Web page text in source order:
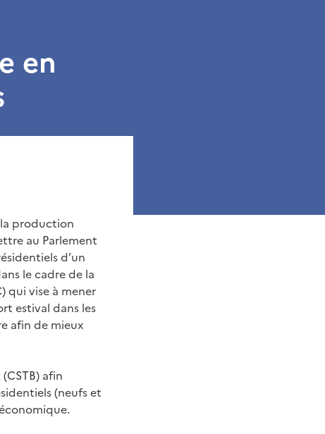
en
la production
au Parlement
d’un
le cadre de la
qui vise à mener
estival dans les
afin de mieux
afin
(neufs et